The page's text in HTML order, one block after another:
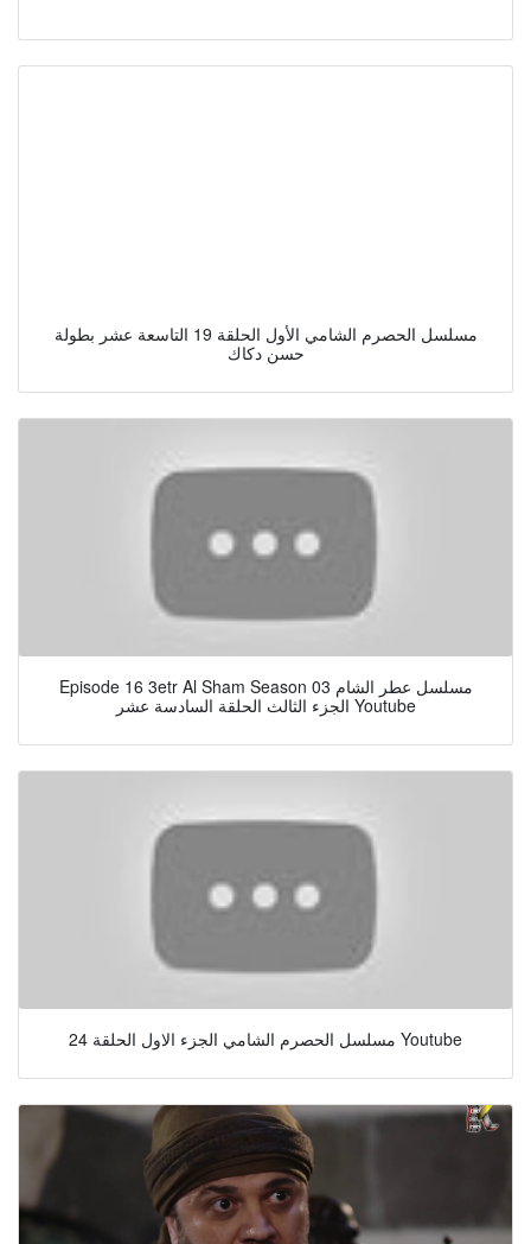
مسلسل الحصرم الشامي الأول الحلقة 19 التاسعة عشر بطولة
حسن دكاك
Episode 16 3etr Al Sham Season 03 مسلسل عطر الشام
الجزء الثالث الحلقة السادسة عشر Youtube
مسلسل الحصرم الشامي الجزء الاول الحلقة 24 Youtube